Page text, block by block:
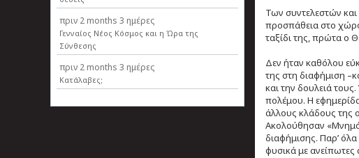
πριν 2 months 3 ημέρες
Γενναίος Νέος Κόσμος και η Ώρα της
Σύνθεσης
πριν 2 months 3 ημέρες
Κατάλαβες;
Των συντελεστών
προσπάθεια στο
ταξίδι της, πρώτα ο
Δεν ήταν καθόλου
της στη διαφήμιση
και την δουλειά
πολέμου. Η
άλλους κλάδους της
Ακολούθησαν
διαφήμισης. Παρ’
φυσικά με ανείπωτες